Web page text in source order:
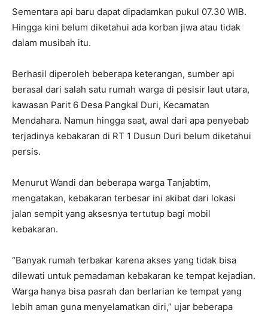
Sementara api baru dapat dipadamkan pukul 07.30 WIB.
Hingga kini belum diketahui ada korban jiwa atau tidak
dalam musibah itu.
Berhasil diperoleh beberapa keterangan, sumber api
berasal dari salah satu rumah warga di pesisir laut utara,
kawasan Parit 6 Desa Pangkal Duri, Kecamatan
Mendahara. Namun hingga saat, awal dari apa penyebab
terjadinya kebakaran di RT 1 Dusun Duri belum diketahui
persis.
Menurut Wandi dan beberapa warga Tanjabtim,
mengatakan, kebakaran terbesar ini akibat dari lokasi
jalan sempit yang aksesnya tertutup bagi mobil
kebakaran.
“Banyak rumah terbakar karena akses yang tidak bisa
dilewati untuk pemadaman kebakaran ke tempat kejadian.
Warga hanya bisa pasrah dan berlarian ke tempat yang
lebih aman guna menyelamatkan diri,” ujar beberapa